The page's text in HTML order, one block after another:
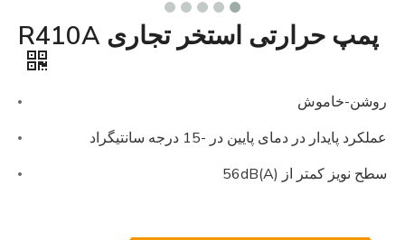
پمپ حرارتی استخر تجاری R410A
روشن-خاموش
عملکرد پایدار در دمای پایین در -15 درجه سانتیگراد
سطح نویز کمتر از 56dB(A)